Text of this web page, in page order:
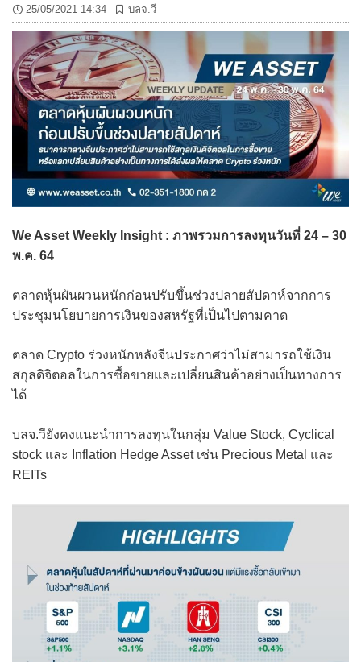
25/05/2021 14:34 บลจ.วี
We Asset Weekly Insight : ภาพรวมการลงทุนวันที่ 24 – 30
พ.ค. 64
ตลาดหุ้นผันผวนหนักก่อนปรับขึ้นช่วงปลายสัปดาห์จากการ
ประชุมนโยบายการเงินของสหรัฐที่เป็นไปตามคาด
ตลาด Crypto ร่วงหนักหลังจีนประกาศว่าไม่สามารถใช้เงิน
สกุลดิจิตอลในการซื้อขายและเปลี่ยนสินค้าอย่างเป็นทางการ
ได้
บลจ.วียังคงแนะนำการลงทุนในกลุ่ม Value Stock, Cyclical
stock และ Inflation Hedge Asset เช่น Precious Metal และ
REITs